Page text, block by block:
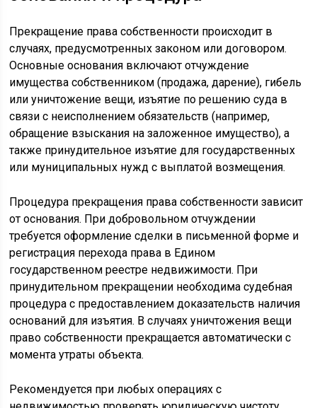
Прекращение права собственности происходит в
случаях, предусмотренных законом или договором.
Основные основания включают отчуждение
имущества собственником (продажа, дарение), гибель
или уничтожение вещи, изъятие по решению суда в
связи с неисполнением обязательств (например,
обращение взыскания на заложенное имущество), а
также принудительное изъятие для государственных
или муниципальных нужд с выплатой возмещения.
Процедура прекращения права собственности зависит
от основания. При добровольном отчуждении
требуется оформление сделки в письменной форме и
регистрация перехода права в Едином
государственном реестре недвижимости. При
принудительном прекращении необходима судебная
процедура с предоставлением доказательств наличия
оснований для изъятия. В случаях уничтожения вещи
право собственности прекращается автоматически с
момента утраты объекта.
Рекомендуется при любых операциях с